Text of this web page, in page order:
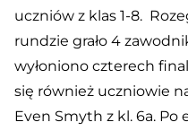
uczniów z klas 1-8.
rundzie grało 4
wyłoniono czterech
się również uczniowie
Even Smyth z kl. 6a.